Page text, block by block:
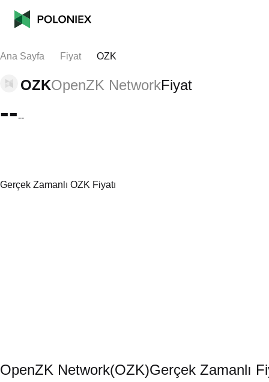
Ana Sayfa Fiyat OZK
OZKOpenZK NetworkFiyat
----
Gerçek Zamanlı OZK Fiyatı
OpenZK Network(OZK)Gerçek Zamanlı